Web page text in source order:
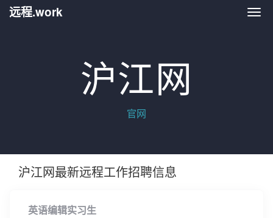
远
远程.work
沪江网
官网
沪江网最新远程工作招聘信息
英语编辑实习生